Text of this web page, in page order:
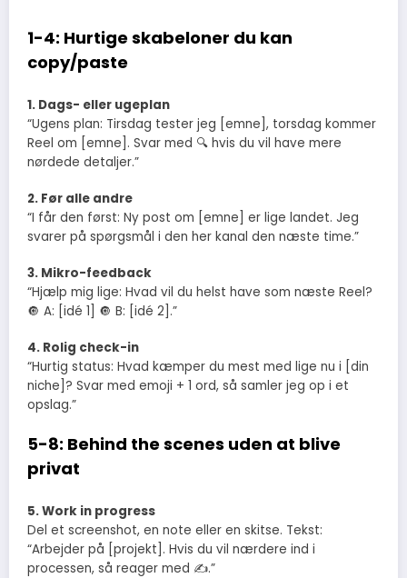
1-4: Hurtige skabeloner du kan
copy/paste
1. Dags- eller ugeplan
“Ugens plan: Tirsdag tester jeg [emne], torsdag kommer
Reel om [emne]. Svar med 🔍 hvis du vil have mere
nørdede detaljer.”
2. Før alle andre
“I får den først: Ny post om [emne] er lige landet. Jeg
svarer på spørgsmål i den her kanal den næste time.”
3. Mikro-feedback
“Hjælp mig lige: Hvad vil du helst have som næste Reel?
🔘 A: [idé 1] 🔘 B: [idé 2].”
4. Rolig check-in
“Hurtig status: Hvad kæmper du mest med lige nu i [din
niche]? Svar med emoji + 1 ord, så samler jeg op i et
opslag.”
5-8: Behind the scenes uden at blive
privat
5. Work in progress
Del et screenshot, en note eller en skitse. Tekst:
“Arbejder på [projekt]. Hvis du vil nærdere ind i
processen, så reager med ✍️.”